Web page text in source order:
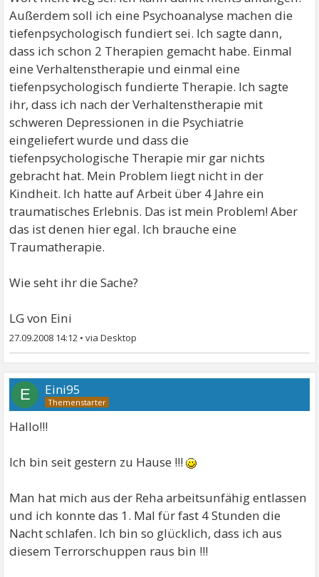
Außerdem soll ich eine Psychoanalyse machen die
tiefenpsychologisch fundiert sei. Ich sagte dann,
dass ich schon 2 Therapien gemacht habe. Einmal
eine Verhaltenstherapie und einmal eine
tiefenpsychologisch fundierte Therapie. Ich sagte
ihr, dass ich nach der Verhaltenstherapie mit
schweren Depressionen in die Psychiatrie
eingeliefert wurde und dass die
tiefenpsychologische Therapie mir gar nichts
gebracht hat. Mein Problem liegt nicht in der
Kindheit. Ich hatte auf Arbeit über 4 Jahre ein
traumatisches Erlebnis. Das ist mein Problem! Aber
das ist denen hier egal. Ich brauche eine
Traumatherapie.
Wie seht ihr die Sache?
LG von Eini
27.09.2008 14:12 •
E Eini95
Hallo!!!
Ich bin seit gestern zu Hause !!!
Man hat mich aus der Reha arbeitsunfähig entlassen
und ich konnte das 1. Mal für fast 4 Stunden die
Nacht schlafen. Ich bin so glücklich, dass ich aus
diesem Terrorschuppen raus bin !!!